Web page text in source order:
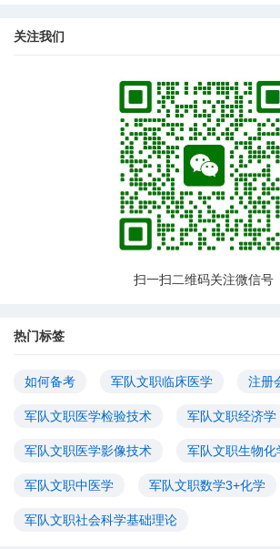
关注我们
扫一扫二维码关注微信号
热门标签
如何备考 军队文职临床医学 注册
军队文职医学检验技术 军队文职经济学
军队文职医学影像技术 军队文职生物
军队文职中医学 军队文职数学3+化学
军队文职社会科学基础理论